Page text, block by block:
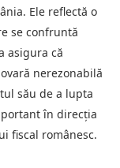
Ele reflectă o
se confruntă
asigura că
nerezonabilă
său de a lupta
în direcția
fiscal românesc.